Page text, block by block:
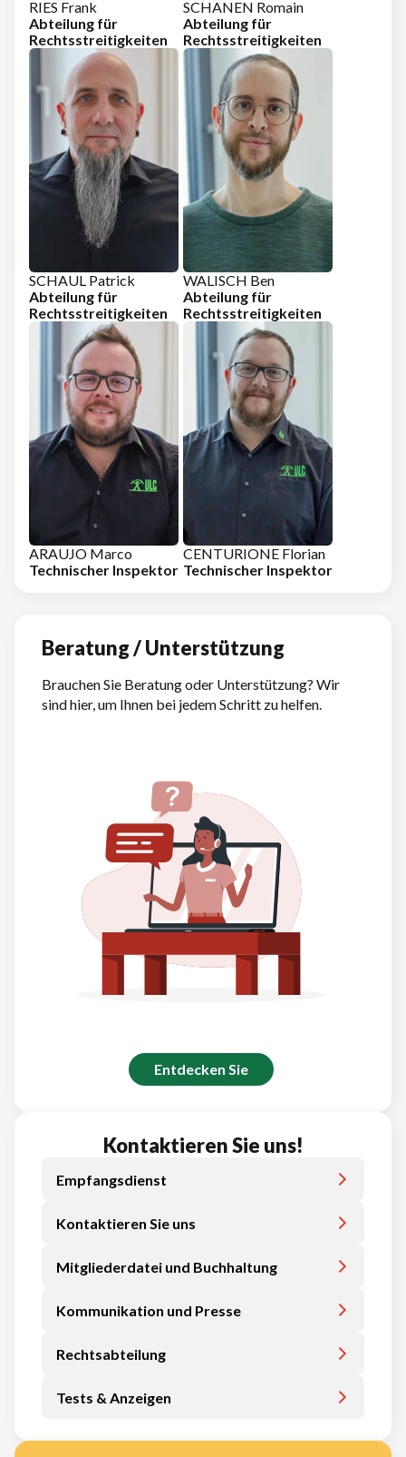
RIES Frank
Abteilung für
Rechtsstreitigkeiten
SCHANEN Romain
Abteilung für
Rechtsstreitigkeiten
SCHAUL Patrick
Abteilung für
Rechtsstreitigkeiten
WALISCH Ben
Abteilung für
Rechtsstreitigkeiten
ARAUJO Marco
Technischer Inspektor
CENTURIONE Florian
Technischer Inspektor
Beratung / Unterstützung
Brauchen Sie Beratung oder Unterstützung? Wir
sind hier, um Ihnen bei jedem Schritt zu helfen.
Entdecken Sie
Kontaktieren Sie uns!
Empfangsdienst
Kontaktieren Sie uns
Mitgliederdatei und Buchhaltung
Kommunikation und Presse
Rechtsabteilung
Tests & Anzeigen